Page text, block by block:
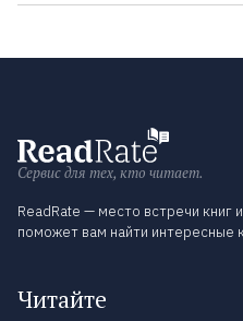
Сервис для тех, кто читает.
ReadRate — место встречи книг
поможет вам найти интересные
Читайте